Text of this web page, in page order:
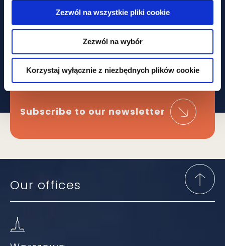
Zezwól na wszystkie pliki cookie
Zezwól na wybór
Korzystaj wyłącznie z niezbędnych plików cookie
Concerned about
missing out
on key legal
developments?
Subscribe to our newsletter
Our offices